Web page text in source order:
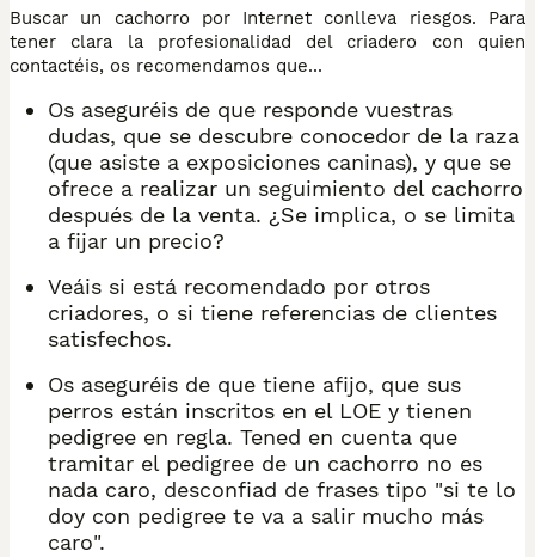
Buscar un cachorro por Internet conlleva riesgos. Para
tener clara la profesionalidad del criadero con quien
contactéis, os recomendamos que...
Os aseguréis de que responde vuestras
dudas, que se descubre conocedor de la raza
(que asiste a exposiciones caninas), y que se
ofrece a realizar un seguimiento del cachorro
después de la venta. ¿Se implica, o se limita
a fijar un precio?
Veáis si está recomendado por otros
criadores, o si tiene referencias de clientes
satisfechos.
Os aseguréis de que tiene afijo, que sus
perros están inscritos en el LOE y tienen
pedigree en regla. Tened en cuenta que
tramitar el pedigree de un cachorro no es
nada caro, desconfiad de frases tipo "si te lo
doy con pedigree te va a salir mucho más
caro".